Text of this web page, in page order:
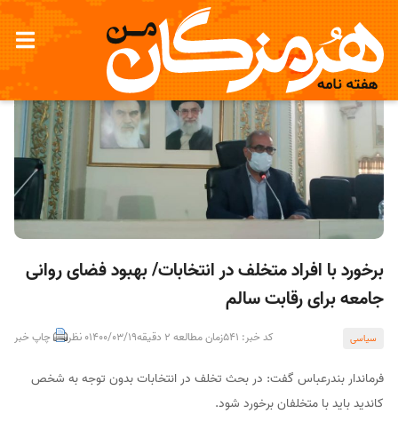
برخورد با افراد متخلف در انتخابات/ بهبود فضای روانی
جامعه برای رقابت سالم
سیاسی کد خبر: 541 زمان مطالعه 2 دقیقه 1400/03/190 نظر چاپ خبر
فرماندار بندرعباس گفت: در بحث تخلف در انتخابات بدون توجه به شخص
کاندید باید با متخلفان برخورد شود.